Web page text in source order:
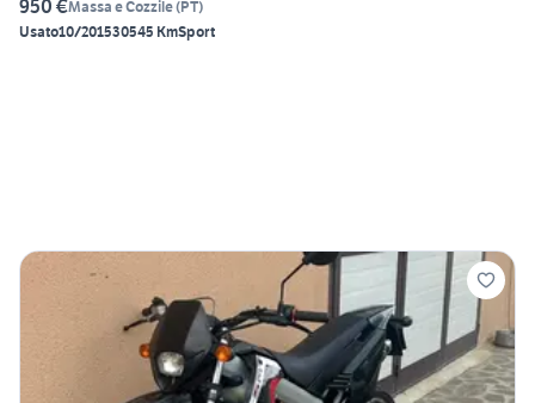
950 €Massa e Cozzile(PT)
Usato10/201530545 KmSport